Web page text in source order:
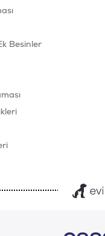
Besinler